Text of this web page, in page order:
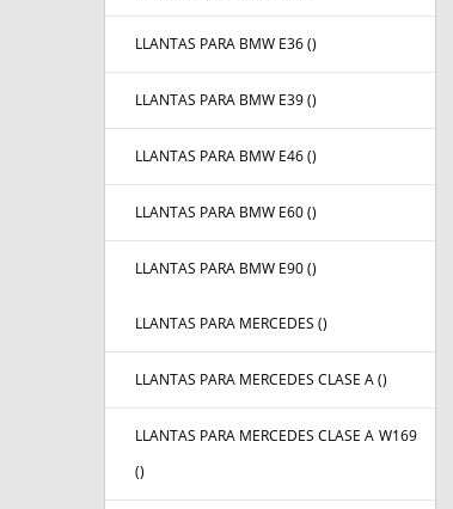
LLANTAS PARA BMW E36 ()
LLANTAS PARA BMW E39 ()
LLANTAS PARA BMW E46 ()
LLANTAS PARA BMW E60 ()
LLANTAS PARA BMW E90 ()
LLANTAS PARA MERCEDES ()
LLANTAS PARA MERCEDES CLASE A ()
LLANTAS PARA MERCEDES CLASE A W169
()